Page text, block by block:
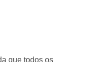
que todos os